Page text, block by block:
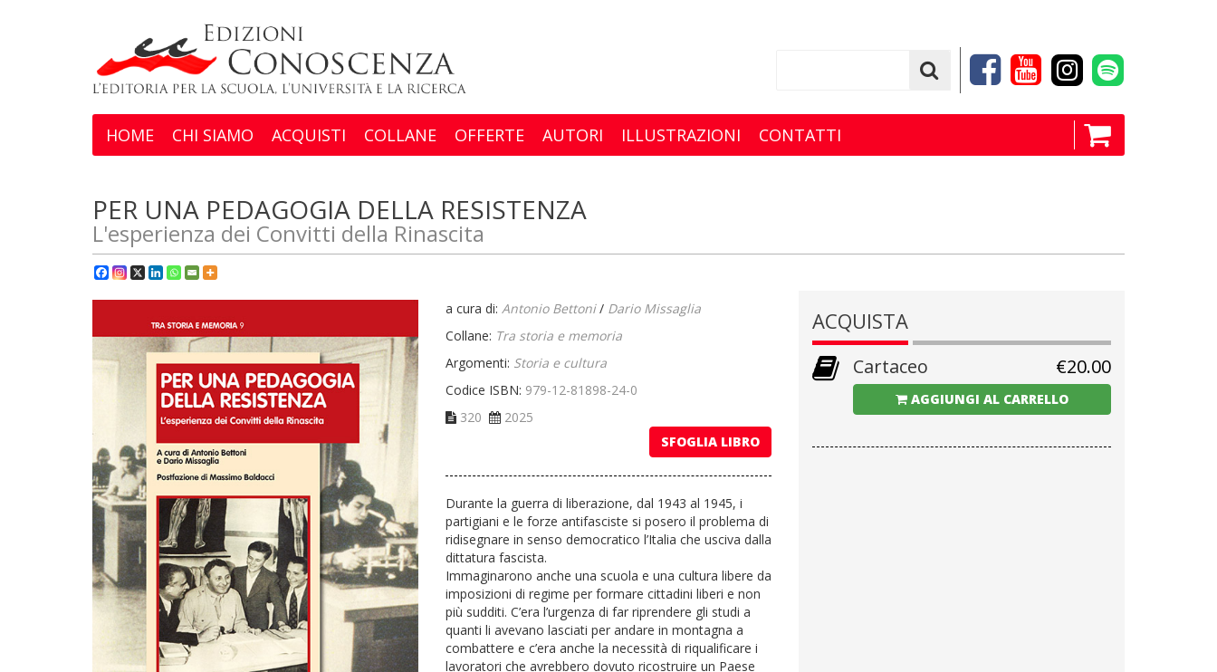
HOME CHI SIAMO ACQUISTI COLLANE OFFERTE AUTORI ILLUSTRAZIONI CONTATTI
PER UNA PEDAGOGIA DELLA RESISTENZA
L'esperienza dei Convitti della Rinascita
ACQUISTA
Cartaceo €20.00
AGGIUNGI AL CARRELLO
a cura di: Antonio Bettoni/ Dario Missaglia
Collane: Tra storia e memoria
Argomenti: Storia e cultura
Codice ISBN: 979-12-81898-24-0
320
2025
SFOGLIA LIBRO
Durante la guerra di liberazione, dal 1943 al 1945, i
partigiani e le forze antifasciste si posero il problema di
ridisegnare in senso democratico l’Italia che usciva dalla
dittatura fascista.
Immaginarono anche una scuola e una cultura libere da
imposizioni di regime per formare cittadini liberi e non
più sudditi. C’era l’urgenza di far riprendere gli studi a
quanti li avevano lasciati per andare in montagna a
combattere e c’era anche la necessità di riqualificare i
lavoratori che avrebbero dovuto ricostruire un Paese